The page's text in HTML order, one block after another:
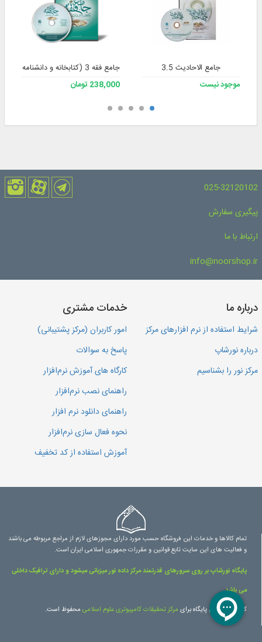
جامع الاحادیث 3.5
موجود نیست
جامع فقه 3 (کتابخانه و دانشنامه تخصصی فقه)
238,000 تومان
025-32120102
پیگیری سفارش
ارتباط با ما
info@noorshop.ir
درباره ما
شرایط استفاده از نرم افزارهای مرکز
درباره نورشاپ
مرکز نور را بشناسیم
خدمات مشتری
امور کاربران (مرکز پشتیبانی)
پاسخ به سوالات
کارگاه های آموزش نرم‌افزار
راهنمای نصب نرم‌افزار
راهنمای دانلود نرم افزار
نحوه فعال سازی نرم‌افزار
آموزش استفاده از کد تخفیف
تمام کالاها و خدمات این فروشگاه حسب مورد دارای مجوزهای لازم از مراجع مربوطه می باشند
و فعالیت های این سایت تابع قوانین و مقررات جمهوری اسلامی ایران است.
پایگاه نورشاپ بر روی سرورهای قدرتمند مرکز داده نور میزبانی میشود و دارای ترافیک داخلی
می باشد.
کلیه حقوق این پایگاه برای مرکز تحقیقات کامپیوتری علوم اسلامی محفوظ است.